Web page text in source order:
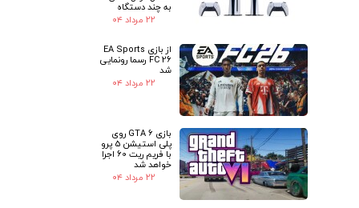
به چند دستگاه
۲۲ مرداد ۰۴
از بازی EA Sports
FC 26 رسما رونمایی
شد
۲۲ مرداد ۰۴
بازی GTA 6 روی
پلی استیشن 5 پرو
با فریم ریت 60 اجرا
خواهد شد
۲۲ مرداد ۰۴